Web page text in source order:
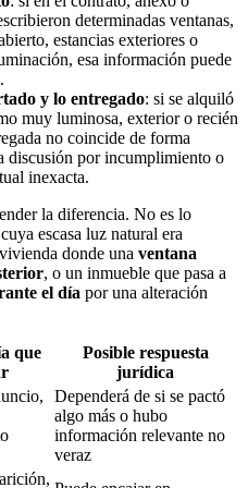
determinadas ventanas,
estancias exteriores o
esa información puede
y lo entregado: si se alquiló
muy luminosa, exterior o recién
no coincide de forma
discusión por incumplimiento o
inexacta.
la diferencia. No es lo
cuya escasa luz natural era
donde una ventana
, o un inmueble que pasa a
el día por una alteración
que
Posible respuesta
jurídica
Dependerá de si se pactó
algo más o hubo
información relevante no
veraz